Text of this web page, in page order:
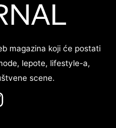
magazina koji će postati
lepote, lifestyle-a,
scene.